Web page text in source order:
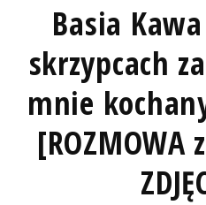
Basia
skrzypcach
mnie
[ROZMOWA